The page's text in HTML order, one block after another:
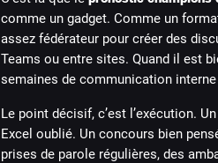
comme un gadget. Comme un
assez fédérateur pour créer des
Teams ou entre sites. Quand il est
semaines de communication
Le point décisif, c’est l’exécution.
Excel oublié. Un concours bien
prises de parole régulières, des